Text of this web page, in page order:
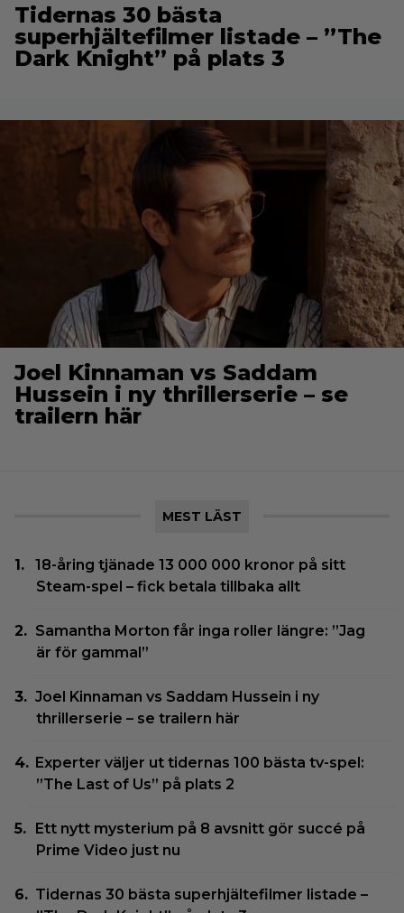
Tidernas 30 bästa
superhjältefilmer listade – ”The
Dark Knight” på plats 3
Joel Kinnaman vs Saddam
Hussein i ny thrillerserie – se
trailern här
MEST LÄST
18-åring tjänade 13 000 000 kronor på sitt
Steam-spel – fick betala tillbaka allt
Samantha Morton får inga roller längre: ”Jag
är för gammal”
Joel Kinnaman vs Saddam Hussein i ny
thrillerserie – se trailern här
Experter väljer ut tidernas 100 bästa tv-spel:
”The Last of Us” på plats 2
Ett nytt mysterium på 8 avsnitt gör succé på
Prime Video just nu
Tidernas 30 bästa superhjältefilmer listade –